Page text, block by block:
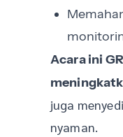
Acara ini
juga
nyaman.